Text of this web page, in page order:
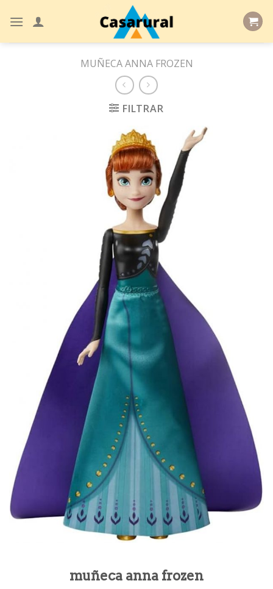
MUÑECA ANNA FROZEN
FILTRAR
muñeca anna frozen